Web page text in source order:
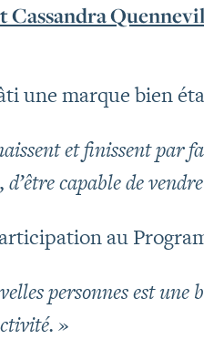
Cassandra
une marque bien
et finissent par
capable de
au
personnes est
»